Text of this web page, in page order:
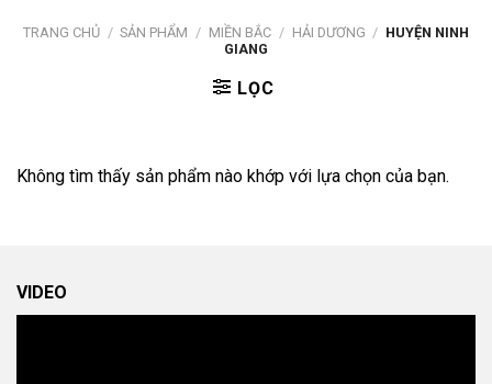
TRANG CHỦ / SẢN PHẨM / MIỀN BẮC / HẢI DƯƠNG / HUYỆN NINH
GIANG
LỌC
Không tìm thấy sản phẩm nào khớp với lựa chọn của bạn.
VIDEO